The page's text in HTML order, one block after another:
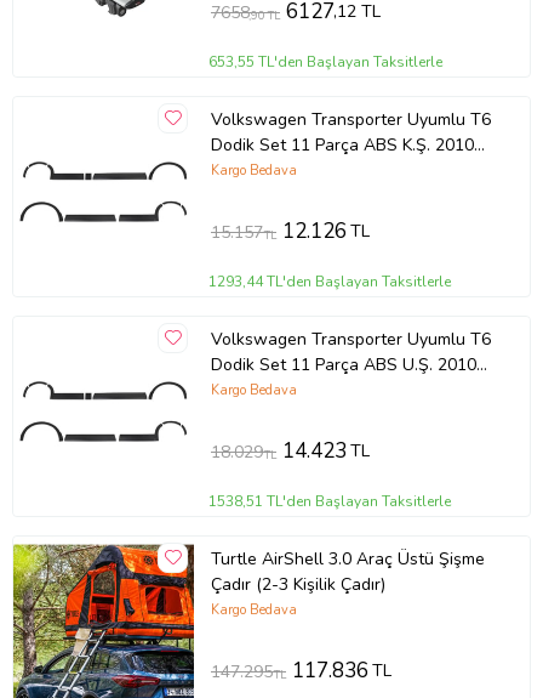
7658,90 TL 6127,12 TL
653,55 TL'den Başlayan Taksitlerle
Volkswagen Transporter Uyumlu T6
Dodik Set 11 Parça ABS K.Ş. 2010
2014 Model Aras
Kargo Bedava
15.157TL 12.126TL
1293,44 TL'den Başlayan Taksitlerle
Volkswagen Transporter Uyumlu T6
Dodik Set 11 Parça ABS U.Ş. 2010
2014 Model Arası
Kargo Bedava
18.029TL 14.423TL
1538,51 TL'den Başlayan Taksitlerle
Turtle AirShell 3.0 Araç Üstü Şişme
Çadır (2-3 Kişilik Çadır)
Kargo Bedava
147.295TL 117.836TL